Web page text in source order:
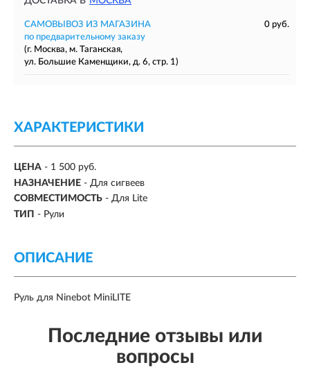
САМОВЫВОЗ ИЗ МАГАЗИНА
0 руб.
по предварительному заказу
(г. Москва, м. Таганская,
ул. Большие Каменщики, д. 6, стр. 1)
ХАРАКТЕРИСТИКИ
ЦЕНА - 1 500 руб.
НАЗНАЧЕНИЕ - Для сигвеев
СОВМЕСТИМОСТЬ - Для Lite
ТИП - Рули
ОПИСАНИЕ
Руль для Ninebot MiniLITE
Последние отзывы или
вопросы